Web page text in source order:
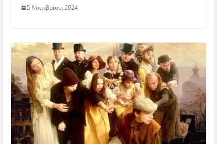
5 Νοεμβρίου, 2024